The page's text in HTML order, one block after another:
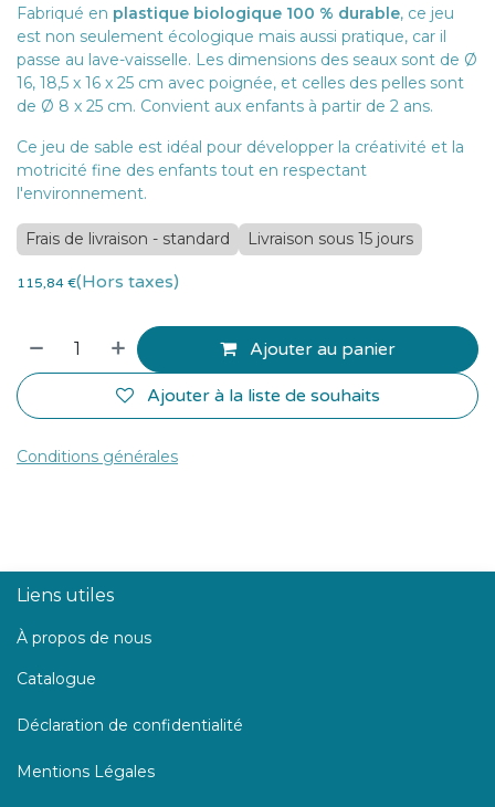
Fabriqué en plastique biologique 100 % durable, ce jeu
est non seulement écologique mais aussi pratique, car il
passe au lave-vaisselle. Les dimensions des seaux sont de Ø
16, 18,5 x 16 x 25 cm avec poignée, et celles des pelles sont
de Ø 8 x 25 cm. Convient aux enfants à partir de 2 ans.
Ce jeu de sable est idéal pour développer la créativité et la
motricité fine des enfants tout en respectant
l'environnement.
Frais de livraison - standard Livraison sous 15 jours
115,84 €(Hors taxes)
Ajouter au panier
Ajouter à la liste de souhaits
Conditions générales
Liens utiles
À propos de nous
Catalogue
Déclaration de confidentialité
Mentions Légales